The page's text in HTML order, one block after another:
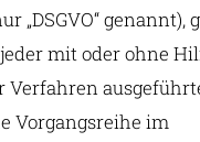
„DSGVO“ genannt),
jeder mit oder ohne
Verfahren
Vorgangsreihe im